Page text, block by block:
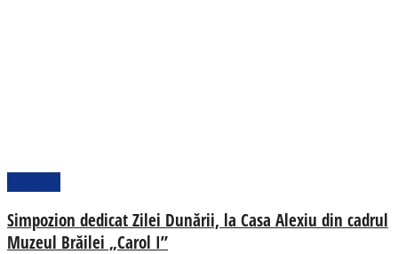
Simpozion dedicat Zilei Dunării, la Casa Alexiu din cadrul
Muzeul Brăilei „Carol I”